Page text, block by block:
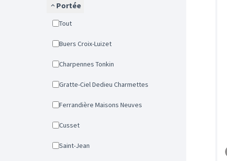
Portée
Tout
Buers Croix-Luizet
Charpennes Tonkin
Gratte-Ciel Dedieu Charmettes
Ferrandière Maisons Neuves
Cusset
Saint-Jean